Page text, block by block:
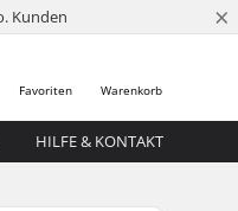
Kunden ×
Warenkorb
Favoriten
HILFE & KONTAKT